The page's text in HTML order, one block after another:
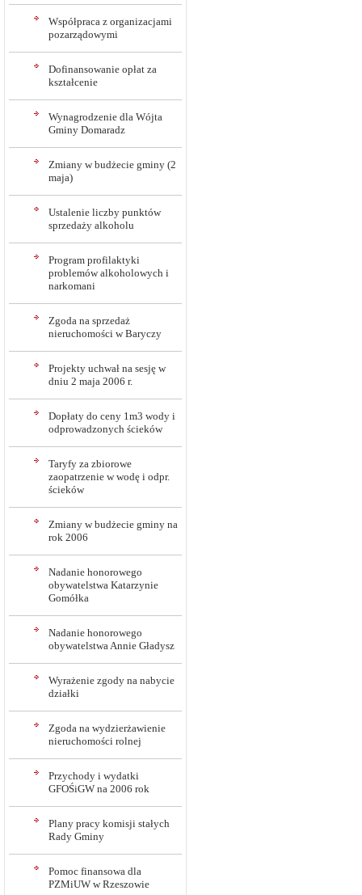
Współpraca z organizacjami
pozarządowymi
Dofinansowanie opłat za
kształcenie
Wynagrodzenie dla Wójta
Gminy Domaradz
Zmiany w budżecie gminy (2
maja)
Ustalenie liczby punktów
sprzedaży alkoholu
Program profilaktyki
problemów alkoholowych i
narkomani
Zgoda na sprzedaż
nieruchomości w Baryczy
Projekty uchwał na sesję w
dniu 2 maja 2006 r.
Dopłaty do ceny 1m3 wody i
odprowadzonych ścieków
Taryfy za zbiorowe
zaopatrzenie w wodę i odpr.
ścieków
Zmiany w budżecie gminy na
rok 2006
Nadanie honorowego
obywatelstwa Katarzynie
Gomółka
Nadanie honorowego
obywatelstwa Annie Gładysz
Wyrażenie zgody na nabycie
działki
Zgoda na wydzierżawienie
nieruchomości rolnej
Przychody i wydatki
GFOŚiGW na 2006 rok
Plany pracy komisji stałych
Rady Gminy
Pomoc finansowa dla
PZMiUW w Rzeszowie